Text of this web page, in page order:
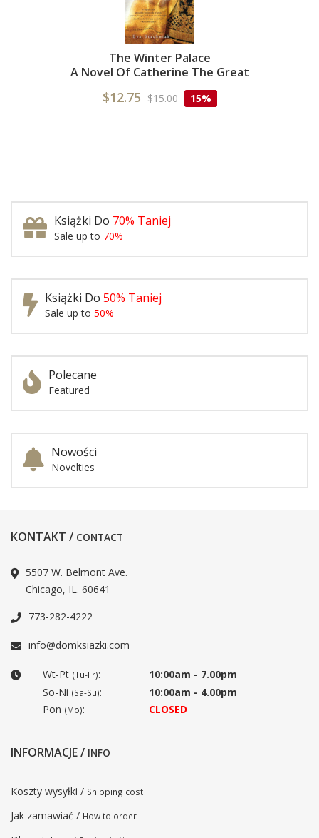
The Winter Palace
A Novel Of Catherine The Great
$12.75 $15.00 15%
Książki Do 70% Taniej
Sale up to 70%
Książki Do 50% Taniej
Sale up to 50%
Polecane
Featured
Nowości
Novelties
KONTAKT / CONTACT
5507 W. Belmont Ave.
Chicago, IL. 60641
773-282-4222
info@domksiazki.com
Wt-Pt (Tu-Fr):
10:00am - 7.00pm
So-Ni (Sa-Su):
10:00am - 4.00pm
Pon (Mo): CLOSED
INFORMACJE / INFO
Koszty wysyłki / Shipping cost
Jak zamawiać / How to order